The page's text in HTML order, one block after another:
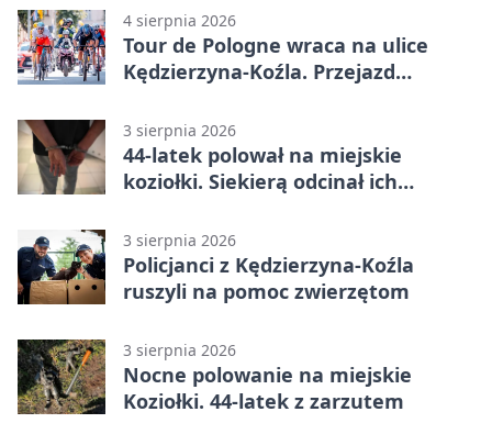
4 sierpnia 2026
Tour de Pologne wraca na ulice
Kędzierzyna-Koźla. Przejazd
3 sierpnia 2026
44-latek polował na miejskie
koziołki. Siekierą odcinał ich
3 sierpnia 2026
Policjanci z Kędzierzyna-Koźla
ruszyli na pomoc zwierzętom
3 sierpnia 2026
Nocne polowanie na miejskie
Koziołki. 44-latek z zarzutem